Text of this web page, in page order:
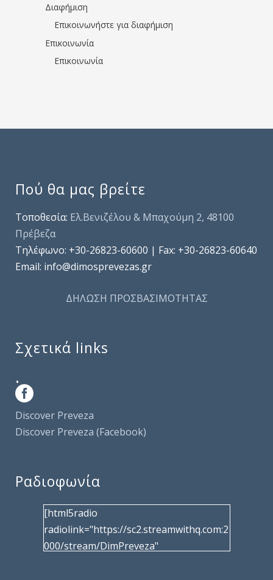
Διαφήμιση
Επικοινωνήστε για διαφήμιση
Επικοινωνία
Επικοινωνία
Πού θα μας βρείτε
Τοποθεσία: Ελ.Βενιζέλου & Μπαχούμη 2, 48100
Πρέβεζα
Τηλέφωνo: +30-26823-60600 | Fax: +30-26823-60640
Email: info@dimosprevezas.gr
ΔΗΛΩΣΗ ΠΡΟΣΒΑΣΙΜΟΤΗΤΑΣ
Σχετικά links
.
Discover Preveza
Discover Preveza (Facebook)
Ραδιοφωνία
[html5radio
radiolink="https://sc2.streamwithq.com:2
000/stream/DimPreveza"